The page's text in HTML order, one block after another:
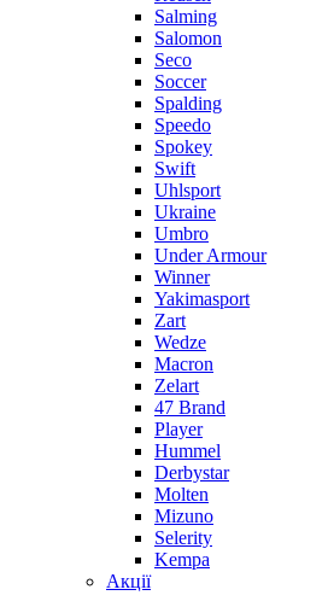
Salming
Salomon
Seco
Soccer
Spalding
Speedo
Spokey
Swift
Uhlsport
Ukraine
Umbro
Under Armour
Winner
Yakimasport
Zart
Wedze
Macron
Zelart
47 Brand
Player
Hummel
Derbystar
Molten
Mizuno
Selerity
Kempa
Акції